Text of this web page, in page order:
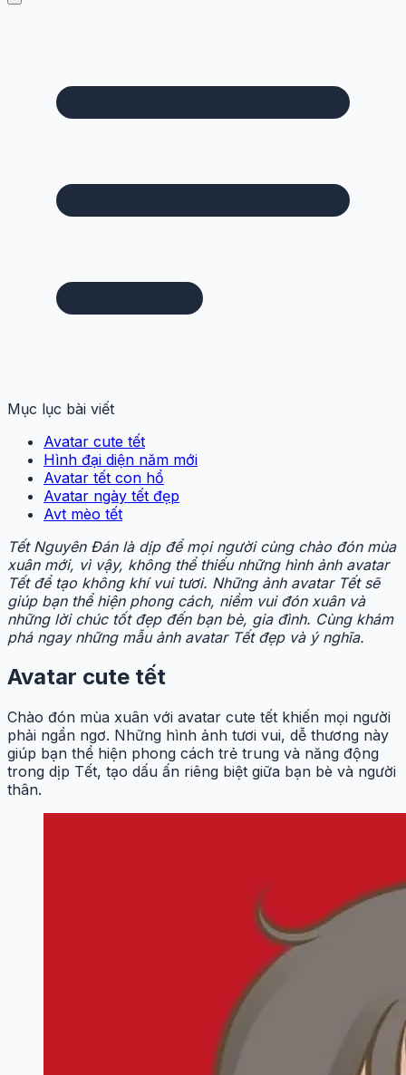
Mục lục bài viết
Avatar cute tết
Hình đại diện năm mới
Avatar tết con hổ
Avatar ngày tết đẹp
Avt mèo tết
Tết Nguyên Đán là dịp để mọi người cùng chào đón mùa
xuân mới, vì vậy, không thể thiếu những hình ảnh avatar
Tết để tạo không khí vui tươi. Những ảnh avatar Tết sẽ
giúp bạn thể hiện phong cách, niềm vui đón xuân và
những lời chúc tốt đẹp đến bạn bè, gia đình. Cùng khám
phá ngay những mẫu ảnh avatar Tết đẹp và ý nghĩa.
Avatar cute tết
Chào đón mùa xuân với avatar cute tết khiến mọi người
phải ngẩn ngơ. Những hình ảnh tươi vui, dễ thương này
giúp bạn thể hiện phong cách trẻ trung và năng động
trong dịp Tết, tạo dấu ấn riêng biệt giữa bạn bè và người
thân.